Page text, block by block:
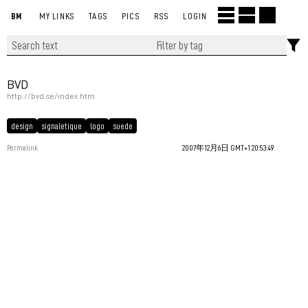
BM MY LINKS TAGS PICS RSS LOGIN
BVD
http://bvd.se/index.htm
design signaletique logo suede
Permalink 2007年12月6日 GMT+1 20:53:49